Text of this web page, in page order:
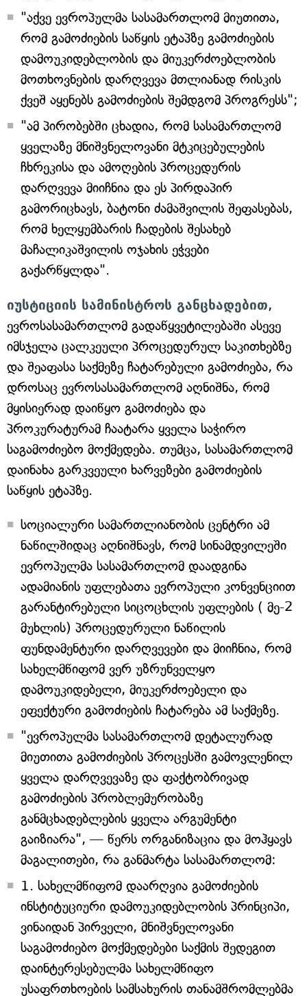
"აქვე ევროპულმა სასამართლომ მიუთითა,
რომ გამოძიების საწყის ეტაპზე გამოძიების
დამოუკიდებლობის და მიუკერძოებლობის
მოთხოვნების დარღვევა მთლიანად რისკის
ქვეშ აყენებს გამოძიების შემდგომ პროგრესს";
"ამ პირობებში ცხადია, რომ სასამართლომ
ყველაზე მნიშვნელოვანი მტკიცებულების
ჩხრეკისა და ამოღების პროცედურის
დარღვევა მიიჩნია და ეს პირდაპირ
გამორიცხავს, ბატონი ძამაშვილის შეფასებას,
რომ ხელყუმბარის ჩადების შესახებ
მაჩალიკაშვილის ოჯახის ეჭვები
გაქარწყლდა".
იუსტიციის სამინისტროს განცხადებით,
ევროსასამართლომ გადაწყვეტილებაში ასევე
იმსჯელა ცალკეული პროცედურულ საკითხებზე
და შეაფასა საქმეზე ჩატარებული გამოძიება, რა
დროსაც ევროსასამართლომ აღნიშნა, რომ
მყისიერად დაიწყო გამოძიება და
პროკურატურამ ჩაატარა ყველა საჭირო
საგამოძიებო მოქმედება. თუმცა, სასამართლომ
დაინახა გარკვეული ხარვეზები გამოძიების
საწყის ეტაპზე.
სოციალური სამართლიანობის ცენტრი ამ
ნაწილშიდაც აღნიშნავს, რომ სინამდვილეში
ევროპულმა სასამართლომ დაადგინა
ადამიანის უფლებათა ევროპული კონვენციით
გარანტირებული სიცოცხლის უფლების ( მე-2
მუხლის) პროცედურული ნაწილის
ფუნდამენტური დარღვევები და მიიჩნია, რომ
სახელმწიფომ ვერ უზრუნველყო
დამოუკიდებელი, მიუკერძოებელი და
ეფექტური გამოძიების ჩატარება ამ საქმეზე.
"ევროპულმა სასამართლომ დეტალურად
მიუთითა გამოძიების პროცესში გამოვლენილ
ყველა დარღვევაზე და ფაქტობრივად
გამოძიების პრობლემურობაზე
განმცხადებლების ყველა არგუმენტი
გაიზიარა", — წერს ორგანიზაცია და მოჰყავს
მაგალითები, რა განმარტა სასამართლომ:
1. სახელმწიფომ დაარღვია გამოძიების
ინსტიტუციური დამოუკიდებლობის პრინციპი,
ვინაიდან პირველი, მნიშვნელოვანი
საგამოძიებო მოქმედებები საქმის შედეგით
დაინტერესებულმა სახელმწიფო
უსაფრთხოების სამსახურის თანამშრომლებმა